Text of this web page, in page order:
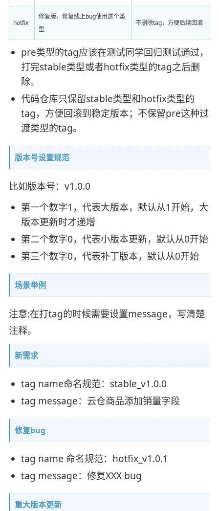
hotfix
修复版，修复线上bug使用这个类
型
不删除tag，方便后续回滚
pre类型的tag应该在测试同学回归测试通过，
打完stable类型或者hotfix类型的tag之后删
除。
代码仓库只保留stable类型和hotfix类型的
tag，方便回滚到稳定版本；不保留pre这种过
渡类型的tag。
版本号设置规范
比如版本号：v1.0.0
第一个数字1，代表大版本，默认从1开始，大
版本更新时才递增
第二个数字0，代表小版本更新，默认从0开始
第三个数字0，代表补丁版本，默认从0开始
场景举例
注意:在打tag的时候需要设置message，写清楚
注释。
新需求
tag name命名规范：stable_v1.0.0
tag message：云仓商品添加销量字段
修复bug
tag name 命名规范：hotfix_v1.0.1
tag message：修复XXX bug
重大版本更新